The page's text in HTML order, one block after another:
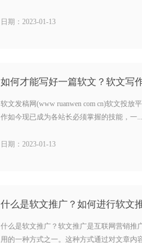
日期：2023-01-13
软文发稿网(www ruanwen com cn)软文投放
作如今现已成为各站长必须掌握的技能，一...
日期：2023-01-13
什么是软文推广？软文推广是互联网营销推
用的一种方式之一。这种方式通过对文章内